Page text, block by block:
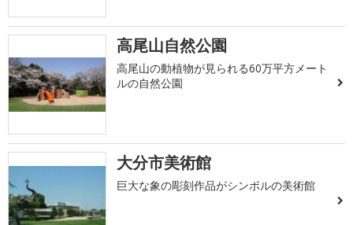
高尾山自然公園
高尾山の動植物が見られる60万平方メート
ルの自然公園
大分市美術館
巨大な象の彫刻作品がシンボルの美術館